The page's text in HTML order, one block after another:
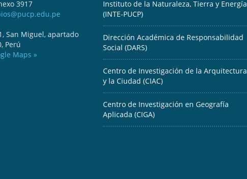
3917
San Miguel, apartado
Perú
Maps »
Instituto de la Naturaleza, Tierra y Energía
(INTE-PUCP)
Dirección Académica de Responsabilidad
Social (DARS)
Centro de Investigación de la Arquitectura
y la Ciudad (CIAC)
Centro de Investigación en Geografía
Aplicada (CIGA)